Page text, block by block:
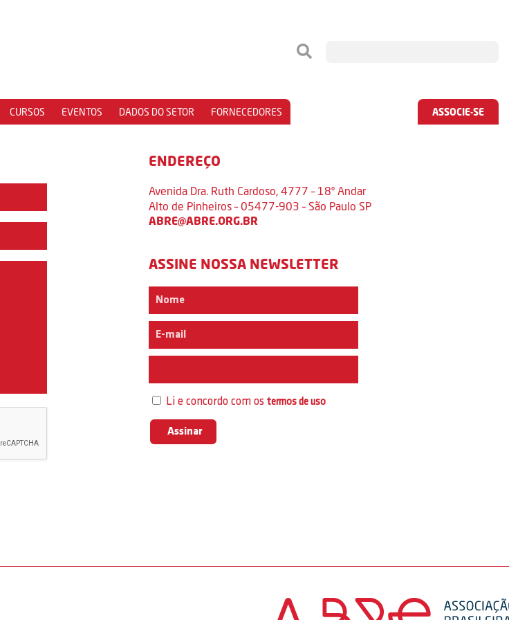
CURSOS EVENTOS DADOS DO SETOR FORNECEDORES ASSOCIE-SE
ENDEREÇO
Avenida Dra. Ruth Cardoso, 4777 – 18º Andar
Alto de Pinheiros – 05477-903 – São Paulo SP
ABRE@ABRE.ORG.BR
ASSINE NOSSA NEWSLETTER
Li e concordo com ostermos de uso